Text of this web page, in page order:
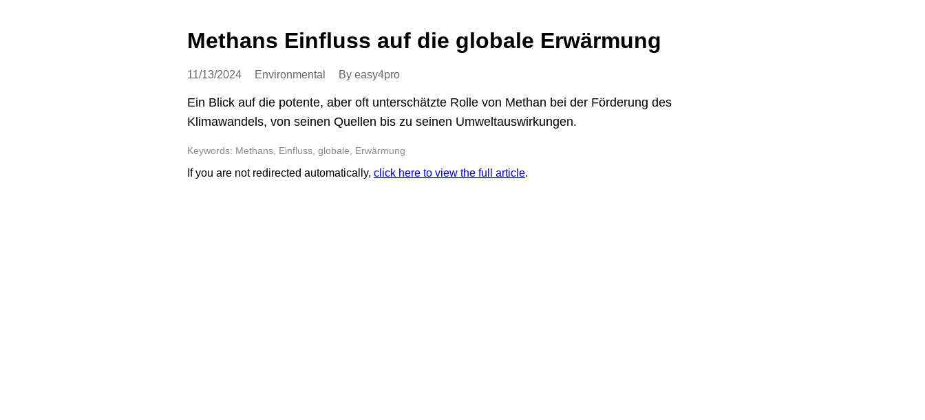
Methans Einfluss auf die globale Erwärmung
11/13/2024 Environmental By easy4pro
Ein Blick auf die potente, aber oft unterschätzte Rolle von Methan bei der Förderung des
Klimawandels, von seinen Quellen bis zu seinen Umweltauswirkungen.
Keywords: Methans, Einfluss, globale, Erwärmung
If you are not redirected automatically, click here to view the full article.